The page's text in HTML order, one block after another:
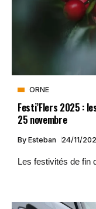
ORNE
Festi’Flers 2025 :
25 novembre
By Esteban 24/11/
Les festivités de fin